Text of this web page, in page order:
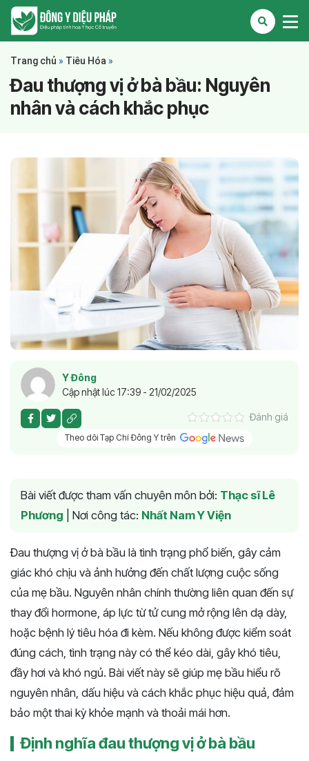
Trang chủ » Tiêu Hóa »
Đau thượng vị ở bà bầu: Nguyên
nhân và cách khắc phục
Y Đông
Cập nhật lúc 17:39 - 21/02/2025
Đánh giá
Theo dõi Tạp Chí Đông Y trên
Bài viết được tham vấn chuyên môn bởi: Thạc sĩ Lê
Phương
Nơi công tác: Nhất Nam Y Viện
Đau thượng vị ở bà bầu là tình trạng phổ biến, gây cảm
giác khó chịu và ảnh hưởng đến chất lượng cuộc sống
của mẹ bầu. Nguyên nhân chính thường liên quan đến sự
thay đổi hormone, áp lực từ tử cung mở rộng lên dạ dày,
hoặc bệnh lý tiêu hóa đi kèm. Nếu không được kiểm soát
đúng cách, tình trạng này có thể kéo dài, gây khó tiêu,
đầy hơi và khó ngủ. Bài viết này sẽ giúp mẹ bầu hiểu rõ
nguyên nhân, dấu hiệu và cách khắc phục hiệu quả, đảm
bảo một thai kỳ khỏe mạnh và thoải mái hơn.
Định nghĩa đau thượng vị ở bà bầu